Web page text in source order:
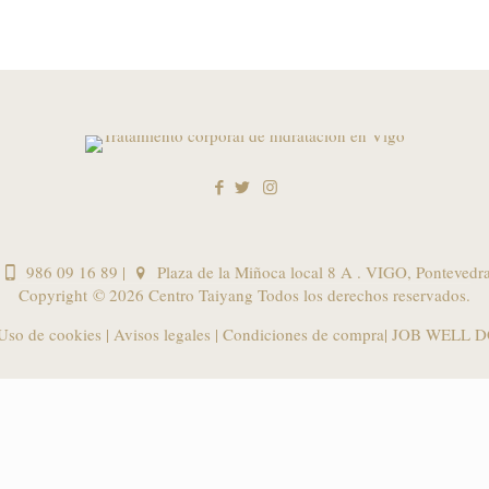
986 09 16 89 |
Plaza de la Miñoca local 8 A . VIGO,
Copyright © 2026 Centro Taiyang Todos los derechos reservados.
de cookies | Avisos legales | Condiciones de compra| JOB WELL